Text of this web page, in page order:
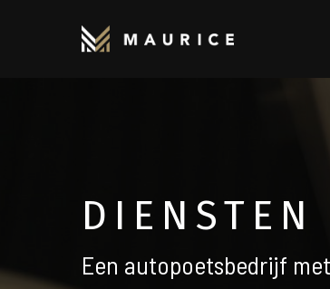
DIENSTEN
Een autopoetsbedrijf